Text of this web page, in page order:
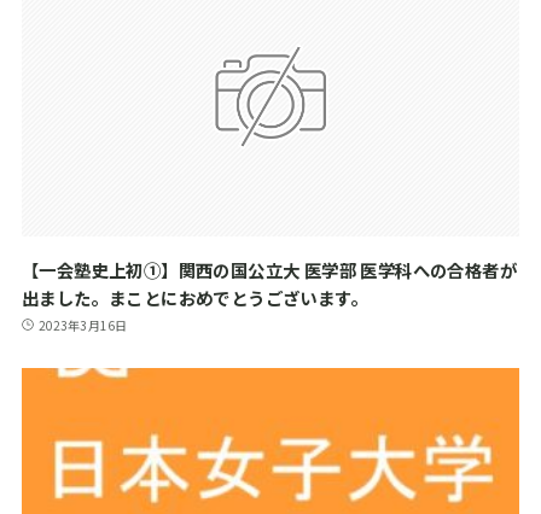
【一会塾史上初①】関西の国公立大 医学部 医学科への合格者が
出ました。まことにおめでとうございます。
2023年3月16日